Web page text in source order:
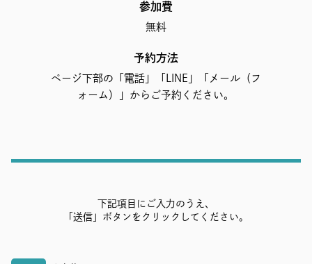
参加費
無料
予約方法
ページ下部の「電話」「LINE」「メール（フ
ォーム）」からご予約ください。
下記項目にご入力のうえ、
「送信」ボタンをクリックしてください。